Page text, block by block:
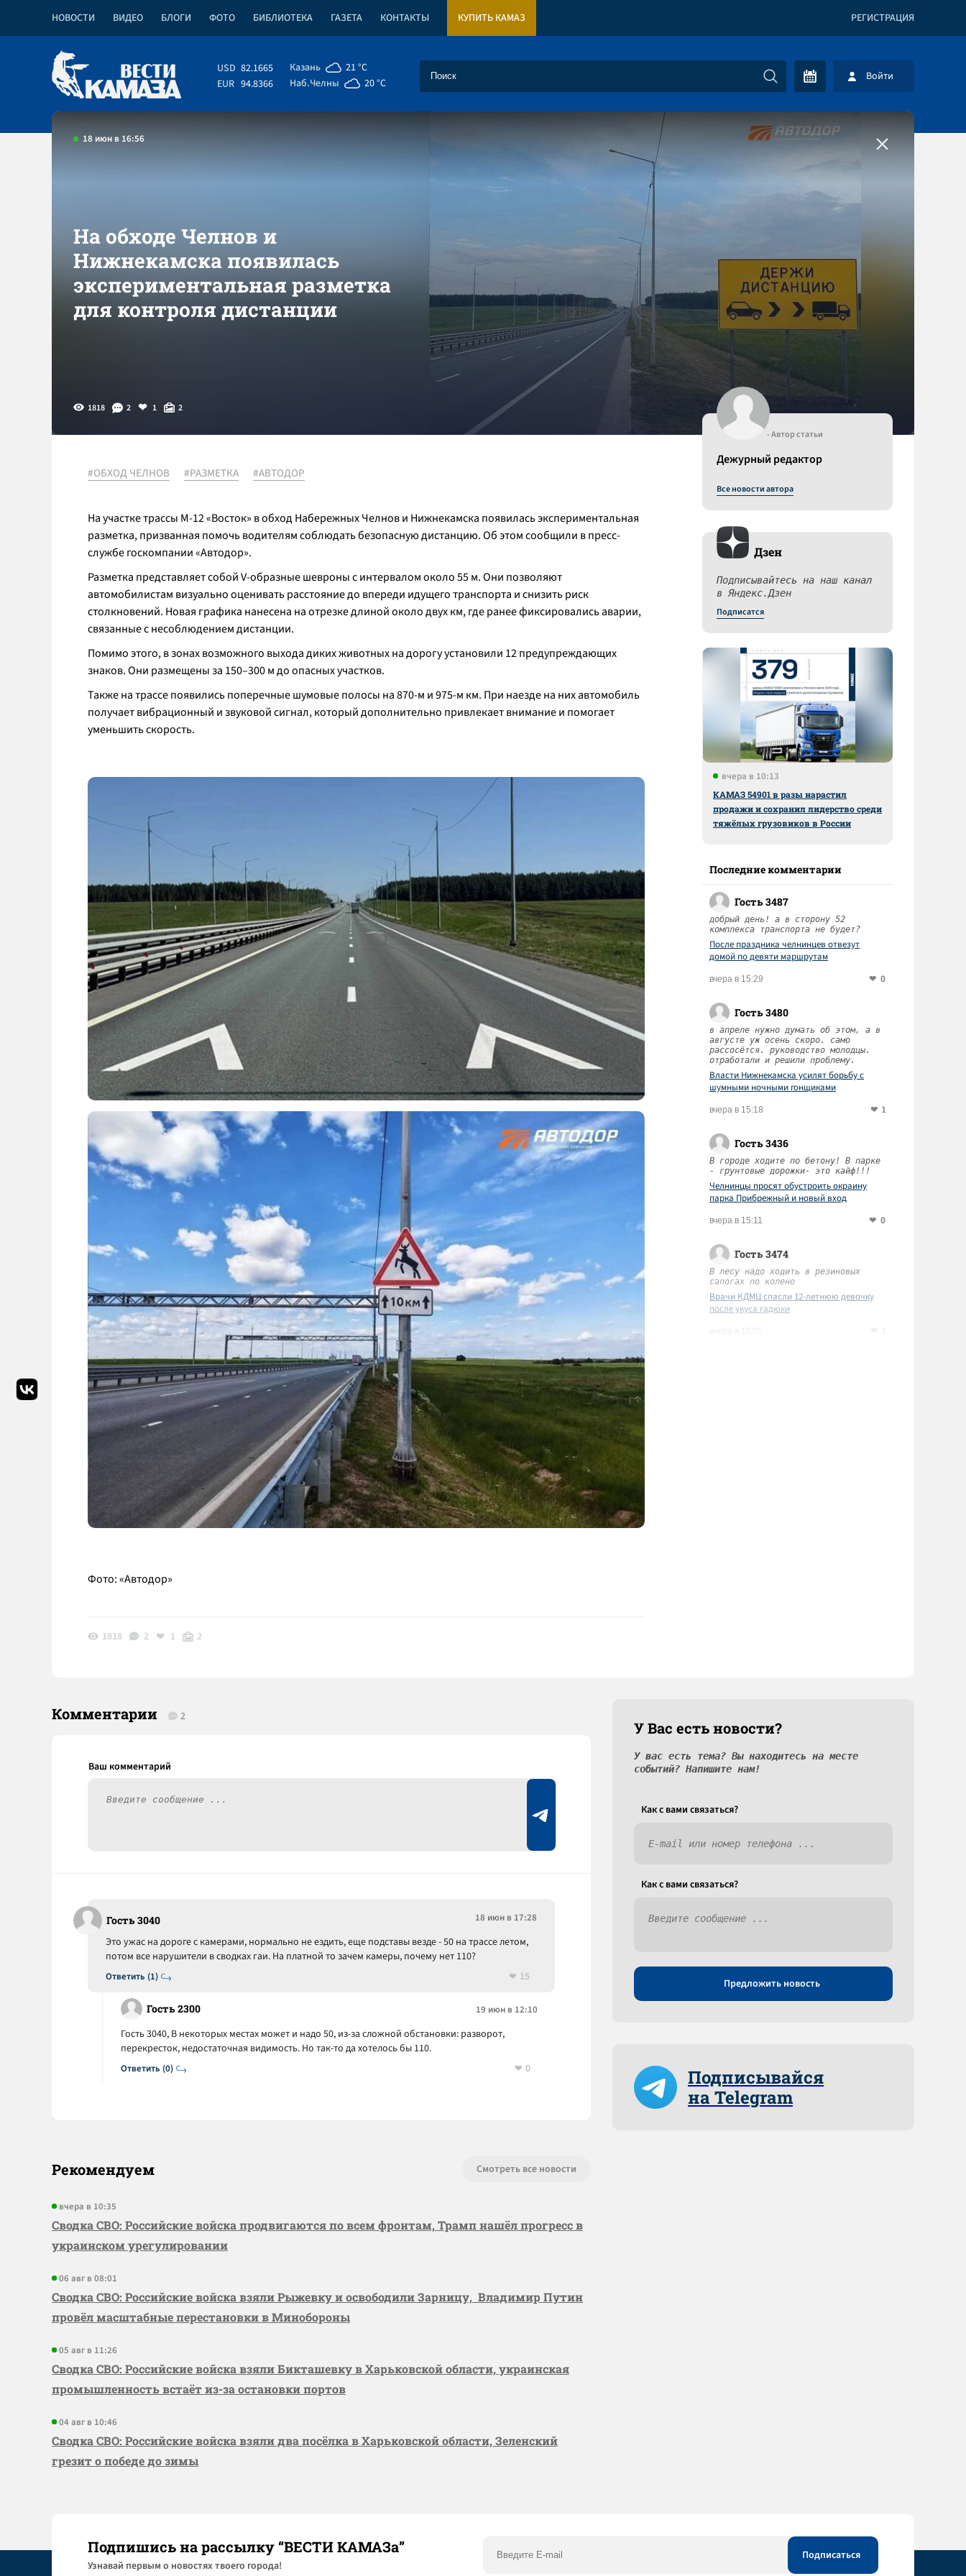
НОВОСТИ ВИДЕО БЛОГИ ФОТО БИБЛИОТЕКА ГАЗЕТА КОНТАКТЫ КУПИТЬ КАМАЗ РЕГИСТРАЦИЯ
USD 82.1665
EUR 94.8366
Казань
21 °C
Наб.Челны
20 °C Войти
18 июн в 16:56
На обходе Челнов и
Нижнекамска появилась
экспериментальная разметка
для контроля дистанции
1818 2 1 2
#ОБХОД ЧЕЛНОВ #РАЗМЕТКА #АВТОДОР
На участке трассы М-12 «Восток» в обход Набережных Челнов и Нижнекамска появилась экспериментальная
разметка, призванная помочь водителям соблюдать безопасную дистанцию. Об этом сообщили в пресс-
службе госкомпании «Автодор».
Разметка представляет собой V-образные шевроны с интервалом около 55 м. Они позволяют
автомобилистам визуально оценивать расстояние до впереди идущего транспорта и снизить риск
столкновений. Новая графика нанесена на отрезке длиной около двух км, где ранее фиксировались аварии,
связанные с несоблюдением дистанции.
Помимо этого, в зонах возможного выхода диких животных на дорогу установили 12 предупреждающих
знаков. Они размещены за 150–300 м до опасных участков.
Также на трассе появились поперечные шумовые полосы на 870-м и 975-м км. При наезде на них автомобиль
получает вибрационный и звуковой сигнал, который дополнительно привлекает внимание и помогает
уменьшить скорость.
Фото: «Автодор»
1818 2 1 2
- Автор статьи
Дежурный редактор
Все новости автора
Дзен
Подписывайтесь на наш канал
в Яндекс.Дзен
Подписатся
вчера в 10:13
КАМАЗ 54901 в разы нарастил
продажи и сохранил лидерство среди
тяжёлых грузовиков в России
Последние комментарии
Гость 3487
добрый день! а в сторону 52
комплекса транспорта не будет?
После праздника челнинцев отвезут
домой по девяти маршрутам
вчера в 15:29 0
Гость 3480
в апреле нужно думать об этом, а в
августе уж осень скоро. само
рассосётся. руководство молодцы.
отработали и решили проблему.
Власти Нижнекамска усилят борьбу с
шумными ночными гонщиками
вчера в 15:18 1
Гость 3436
В городе ходите по бетону! В парке
- грунтовые дорожки- это кайф!!!
Челнинцы просят обустроить окраину
парка Прибрежный и новый вход
вчера в 15:11 0
Гость 3474
В лесу надо ходить в резиновых
сапогах по колено
Врачи КДМЦ спасли 12-летнюю девочку
после укуса гадюки
Комментарии 2
Гость 3040 18 июн в 17:28
Ответить (1)
Это ужас на дороге с камерами, нормально не ездить, еще подставы везде - 50 на трассе летом,
потом все нарушители в сводках гаи. На платной то зачем камеры, почему нет 110?
15
Гость 2300 19 июн в 12:10
Ответить (0)
Гость 3040, В некоторых местах может и надо 50, из-за сложной обстановки: разворот,
перекресток, недостаточная видимость. Но так-то да хотелось бы 110.
0
Рекомендуем Смотреть все новости
вчера в 10:35
Сводка СВО: Российские войска продвигаются по всем фронтам, Трамп нашёл прогресс в
украинском урегулировании
06 авг в 08:01
Сводка СВО: Российские войска взяли Рыжевку и освободили Зарницу, Владимир Путин
провёл масштабные перестановки в Минобороны
05 авг в 11:26
Сводка СВО: Российские войска взяли Бикташевку в Харьковской области, украинская
промышленность встаёт из-за остановки портов
04 авг в 10:46
Сводка СВО: Российские войска взяли два посёлка в Харьковской области, Зеленский
грезит о победе до зимы
У Вас есть новости?
У вас есть тема? Вы находитесь на месте
событий? Напишите нам!
Как c вами связаться?
Как c вами связаться?
Предложить новость
Подписывайся
на Telegram
Подпишись на рассылку “ВЕСТИ КАМАЗа”
Узнaвай первым о новостях твоего города!